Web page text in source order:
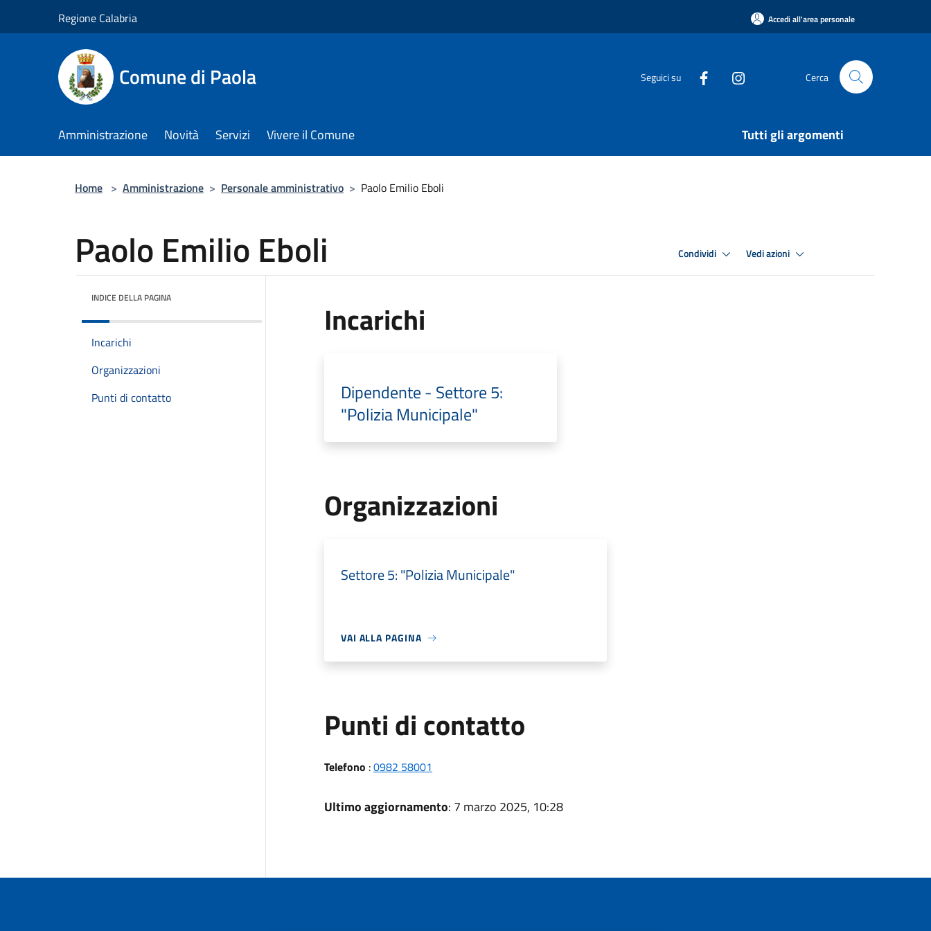
Regione Calabria Accedi all'area personale
Comune di Paola Seguici su Cerca
Amministrazione Novità Servizi Vivere il Comune Tutti gli argomenti
Home > Amministrazione > Personale amministrativo > Paolo Emilio Eboli
Paolo Emilio Eboli Condividi Vedi azioni
INDICE DELLA PAGINA
Incarichi
Organizzazioni
Punti di contatto
Incarichi
Dipendente - Settore 5:
"Polizia Municipale"
Organizzazioni
Settore 5: "Polizia Municipale"
VAI ALLA PAGINA
Punti di contatto
Telefono :0982 58001
Ultimo aggiornamento: 7 marzo 2025, 10:28